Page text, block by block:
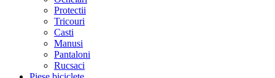
Protectii
Tricouri
Casti
Manusi
Pantaloni
Rucsaci